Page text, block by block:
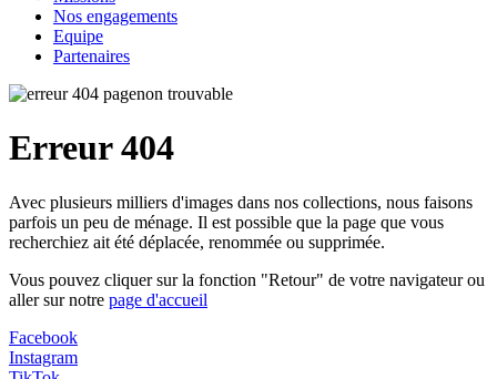
Nos engagements
Equipe
Partenaires
Erreur 404
Avec plusieurs milliers d'images dans nos collections, nous faisons
parfois un peu de ménage. Il est possible que la page que vous
recherchiez ait été déplacée, renommée ou supprimée.
Vous pouvez cliquer sur la fonction "Retour" de votre navigateur ou
aller sur notre page d'accueil
Facebook
Instagram